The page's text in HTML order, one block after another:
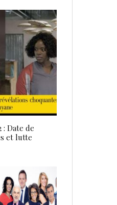
: Date de
et lutte